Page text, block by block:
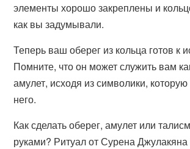
элементы хорошо закреплены и
как вы задумывали.
Теперь ваш оберег из кольца готов к
Помните, что он может служить вам
амулет, исходя из символики,
него.
Как сделать оберег, амулет или
руками? Ритуал от Сурена Джулакяна